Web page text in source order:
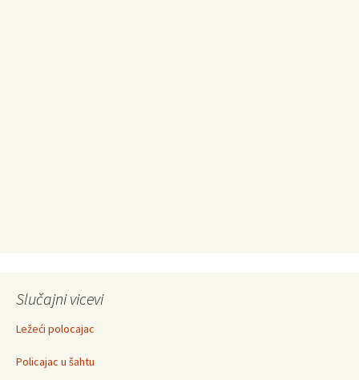
Slučajni vicevi
Ležeći polocajac
Policajac u šahtu